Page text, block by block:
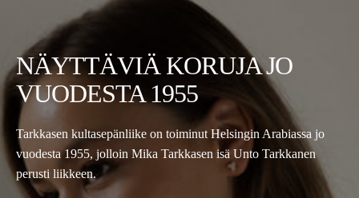
NÄYTTÄVIÄ KORUJA JO
VUODESTA 1955
Tarkkasen kultasepänliike on toiminut Helsingin Arabiassa jo
vuodesta 1955, jolloin Mika Tarkkasen isä Unto Tarkkanen
perusti liikkeen.